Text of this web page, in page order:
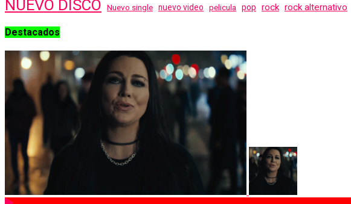
NUEVO DISCO Nuevo single nuevo video pelicula pop rock rock alternativo
Destacados